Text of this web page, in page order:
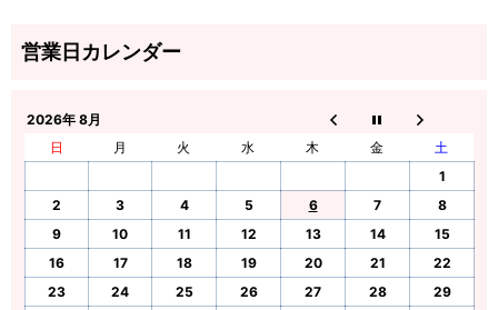
2026年 8月
日
月 火 水 木 金
土
1
2
3 4 5 6 7
8
9
10 11 12 13 14
15
16
17 18 19 20 21
22
23
24 25 26 27 28
29